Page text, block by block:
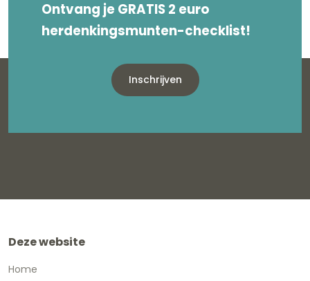
Ontvang je GRATIS 2 euro
herdenkingsmunten-checklist!
Inschrijven
Deze website
Home